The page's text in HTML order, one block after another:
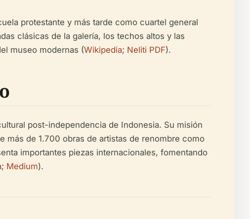
protestante y más tarde como cuartel general
clásicas de la galería, los techos altos y las
museo modernas (Wikipedia; Neliti PDF).
post-independencia de Indonesia. Su misión
más de 1.700 obras de artistas de renombre como
importantes piezas internacionales, fomentando
; Medium).